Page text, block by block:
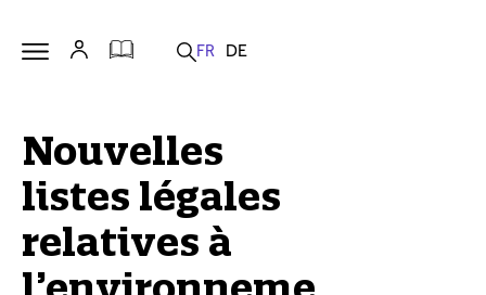
Nouvelles
listes légales
relatives à